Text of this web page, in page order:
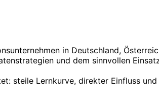
in Deutschland,
und dem sinnvollen
steile Lernkurve, direkter Einfluss